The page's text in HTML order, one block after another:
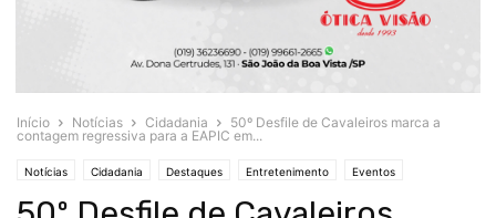
Início Notícias Cidadania
50º Desfile de Cavaleiros marca a
contagem regressiva para a EAPIC em...
Notícias Cidadania Destaques Entretenimento Eventos